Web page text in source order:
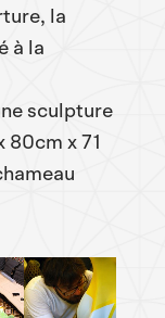
la
à la
sculpture
80cm x 71